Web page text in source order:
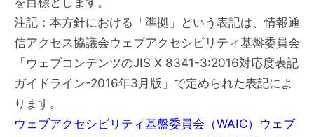
注記：本方針における「準拠」という表記は、情報通
信アクセス協議会ウェブアクセシビリティ基盤委員会
「ウェブコンテンツのJIS X 8341-3:2016対応度表記
ガイドライン-2016年3月版」で定められた表記によ
ります。
ウェブアクセシビリティ基盤委員会（WAIC）ウェブ